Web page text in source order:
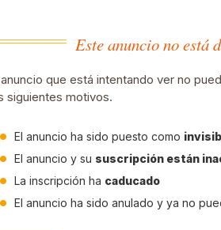
Este anuncio no está
que está intentando ver no
siguientes motivos.
El anuncio ha sido puesto como
El anuncio y su suscripción están
La inscripción ha caducado
El anuncio ha sido anulado y ya no